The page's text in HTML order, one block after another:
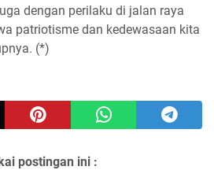
dengan perilaku di jalan raya
patriotisme dan kedewasaan kita
(*)
postingan ini :